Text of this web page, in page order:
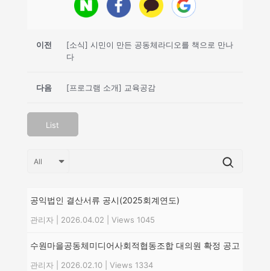
이전
[소식] 시민이 만든 공동체라디오를 책으로 만나
다
[프로그램 소개] 교육공감
다음
List
공익법인 결산서류 공시(2025회계연도)
관리자 2026.04.02 Views 1045
수원마을공동체미디어사회적협동조합 대의원 확정 공고
관리자 2026.02.10 Views 1334